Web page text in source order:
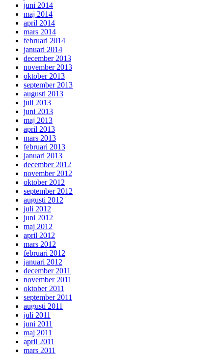
juni 2014
maj 2014
april 2014
mars 2014
februari 2014
januari 2014
december 2013
november 2013
oktober 2013
september 2013
augusti 2013
juli 2013
juni 2013
maj 2013
april 2013
mars 2013
februari 2013
januari 2013
december 2012
november 2012
oktober 2012
september 2012
augusti 2012
juli 2012
juni 2012
maj 2012
april 2012
mars 2012
februari 2012
januari 2012
december 2011
november 2011
oktober 2011
september 2011
augusti 2011
juli 2011
juni 2011
maj 2011
april 2011
mars 2011